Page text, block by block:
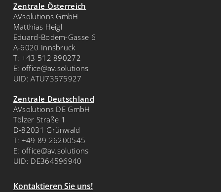
Zentrale Österreich
AVsolutions GmbH
Matthias Heigl
Eduard-Bodem-Gasse 6
A-6020 Innsbruck
T: +43 512 890272
E: office@av.solutions
UID: ATU73575927
Zentrale Deutschland
AVsolutions DE GmbH
Tölzer Straße 1
D-82031 Grünwald
T: +49 89 26200545
E: office@av.solutions
UID: DE364596940
Kontaktieren Sie uns!